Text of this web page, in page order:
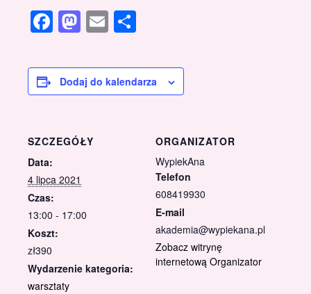
Facebook
Mastodon
Email
Dodaj do kalendarza
SZCZEGÓŁY
Data:
4 lipca 2021
Czas:
13:00 - 17:00
Koszt:
zł390
Wydarzenie kategoria:
warsztaty
ORGANIZATOR
WypiekAna
Telefon
608419930
E-mail
akademia@wypiekana.pl
Zobacz witrynę
internetową Organizator